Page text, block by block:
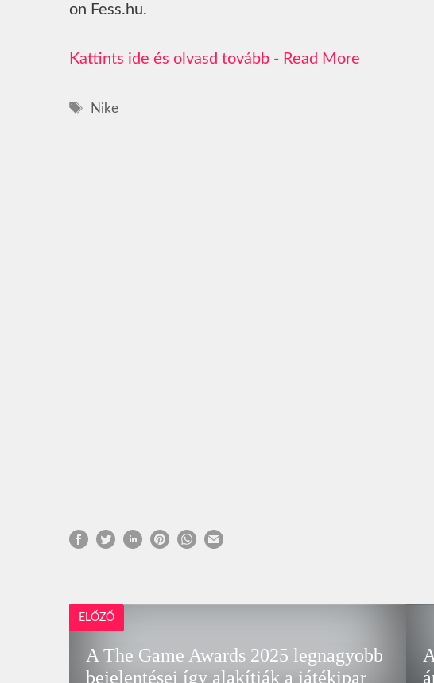
on Fess.hu.
Read More
Címkék
Nike
ELŐZŐ
A The Game Awards 2025 legnagyobb
bejelentései így alakítják a játékipar